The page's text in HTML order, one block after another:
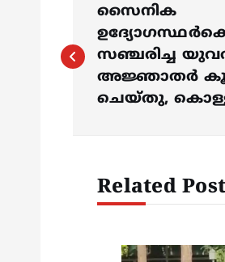
o
സൈനിക
സഞ്ചരിച്ച
അജ്ഞാതര്‍
ചെയ്തു,
Related